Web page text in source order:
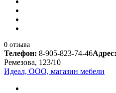
0 отзыва
Телефон: 8-905-823-74-46Адрес:
Ремезова, 123/10
Идеал, ООО, магазин мебели